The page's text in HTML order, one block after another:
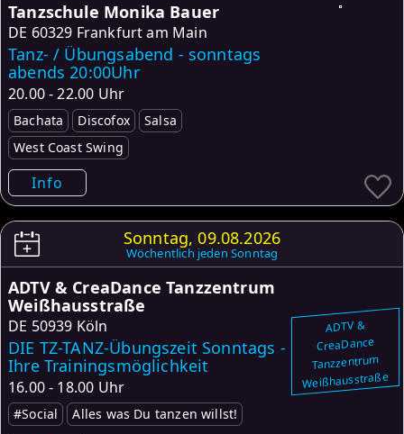
Tanzschule Monika Bauer
DE 60329 Frankfurt am Main
Tanz- / Übungsabend - sonntags
abends 20:00Uhr
20.00 - 22.00 Uhr
Bachata Discofox
Salsa
West Coast Swing
Info
Sonntag, 09.08.2026
Wöchentlich jeden Sonntag
ADTV &
CreaDance
Tanzzentrum
Weißhausstraße
ADTV & CreaDance Tanzzentrum
Weißhausstraße
DE 50939 Köln
DIE TZ-TANZ-Übungszeit Sonntags -
Ihre Trainingsmöglichkeit
16.00 - 18.00 Uhr
#Social Alles was Du tanzen willst!